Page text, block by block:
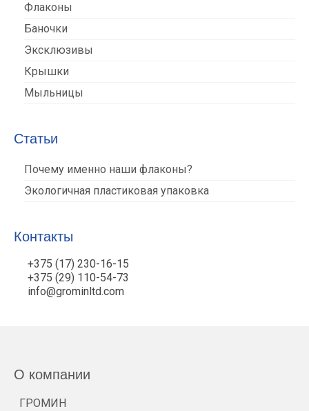
Флаконы
Баночки
Эксклюзивы
Крышки
Мыльницы
Статьи
Почему именно наши флаконы?
Экологичная пластиковая упаковка
Контакты
+375 (17) 230-16-15
+375 (29) 110-54-73
info@grominltd.com
О компании
ГРОМИН